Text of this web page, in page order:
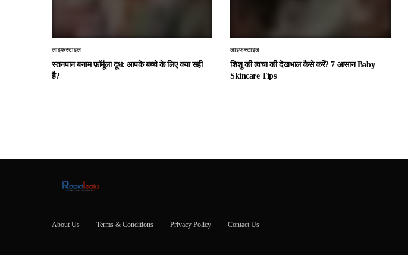
लाइफस्टाइल
स्तनपान बनाम फ़ॉर्मूला दूध: आपके बच्चे के लिए क्या सही
है?
लाइफस्टाइल
शिशु की त्वचा की देखभाल कैसे करें? 7 आसान Baby
Skincare Tips
About Us Terms & Conditions Privacy Policy Contact Us